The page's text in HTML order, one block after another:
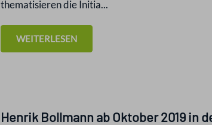
thematisieren die Initia...
WEITERLESEN
Henrik Bollmann ab Oktober 2019 in